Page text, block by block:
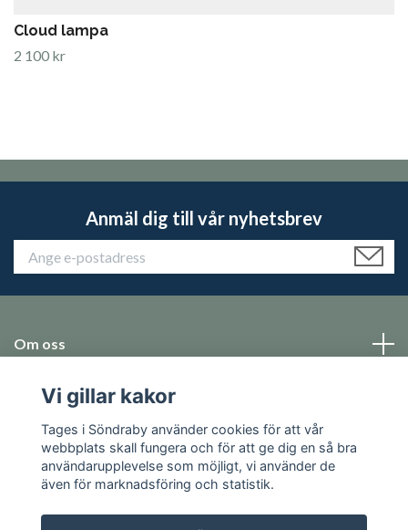
Cloud lampa
2 100 kr
Anmäl dig till vår nyhetsbrev
Om oss
Emballage
Sociala medier
Vi gillar kakor
Tages i Söndraby använder cookies för att vår
webbplats skall fungera och för att ge dig en så bra
användarupplevelse som möjligt, vi använder de
även för marknadsföring och statistik.